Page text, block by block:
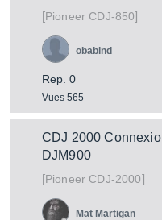
[Pioneer CDJ-850]
Rep. 0
Vues 565
obabind
CDJ 2000
DJM900
[Pioneer CDJ-2000]
Mat Martigan